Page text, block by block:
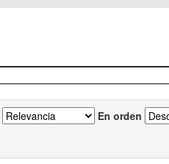
En orden